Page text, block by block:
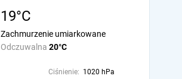
19°C
Odczuwalna 20°C
Zachmurzenie umiarkowane
Ciśnienie: 1020 hPa